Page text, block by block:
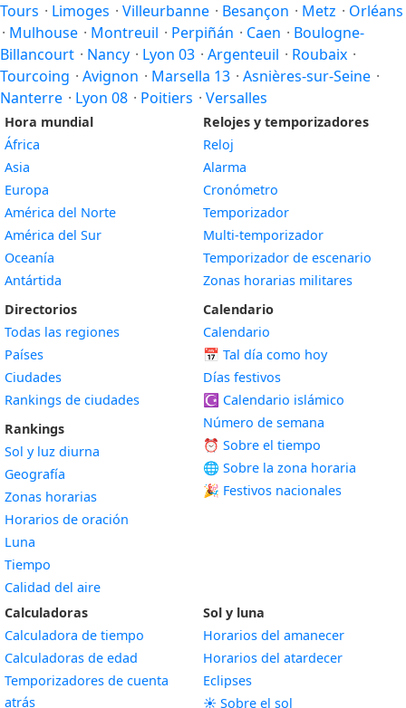
Tours · Limoges · Villeurbanne · Besançon · Metz · Orléans
· Mulhouse · Montreuil · Perpiñán · Caen · Boulogne-
Billancourt · Nancy · Lyon 03 · Argenteuil · Roubaix ·
Tourcoing · Avignon · Marsella 13 · Asnières-sur-Seine ·
Nanterre · Lyon 08 · Poitiers · Versalles
Hora mundial
África
Asia
Europa
América del Norte
América del Sur
Oceanía
Antártida
Directorios
Todas las regiones
Países
Ciudades
Rankings de ciudades
Rankings
Sol y luz diurna
Geografía
Zonas horarias
Horarios de oración
Luna
Tiempo
Calidad del aire
Relojes y temporizadores
Reloj
Alarma
Cronómetro
Temporizador
Multi-temporizador
Temporizador de escenario
Zonas horarias militares
Calendario
Calendario
📅 Tal día como hoy
Días festivos
☪️ Calendario islámico
Número de semana
⏰ Sobre el tiempo
🌐 Sobre la zona horaria
🎉 Festivos nacionales
Calculadoras
Calculadora de tiempo
Calculadoras de edad
Temporizadores de cuenta
atrás
Sol y luna
Horarios del amanecer
Horarios del atardecer
Eclipses
☀️ Sobre el sol